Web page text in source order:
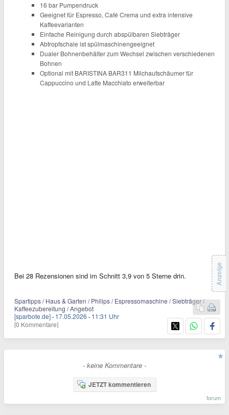
16 bar Pumpendruck
Geeignet für Espresso, Café Crema und extra intensive
Kaffeevarianten
Einfache Reinigung durch abspülbaren Siebträger
Abtropfschale ist spülmaschinengeeignet
Dualer Bohnenbehälter zum Wechsel zwischen verschiedenen
Bohnen
Optional mit BARISTINA BAR311 Milchaufschäumer für
Cappuccino und Latte Macchiato erweiterbar
Bei 28 Rezensionen sind im Schnitt 3,9 von 5 Sterne drin.
Spartipps / Haus & Garten / Philips / Espressomaschine / Siebträger /
Kaffeezubereitung / Angebot
[sparbote.de] · 17.05.2026 · 11:31 Uhr
[0 Kommentare]
Anzeige
- keine Kommentare -
JETZT kommentieren
forum